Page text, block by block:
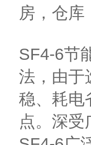
房，仓
SF4-6节
法，由于
稳、耗电
点。深受